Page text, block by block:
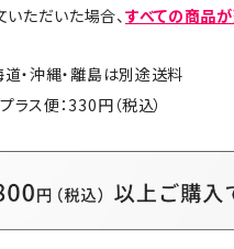
ただいた場合、すべての商品
・沖縄・離島は別途送料
ラス便：330円（税込）